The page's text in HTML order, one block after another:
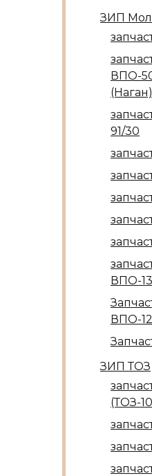
ЗИП
ВПО-
(Наган)
91/30
ВПО-
ВПО-
ЗИП ТОЗ
(ТОЗ-